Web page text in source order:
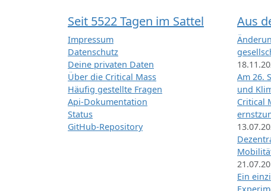
Seit 5522 Tagen im Sattel
Impressum
Datenschutz
Deine privaten Daten
Über die Critical Mass
Häufig gestellte Fragen
Api-Dokumentation
Status
GitHub-Repository
Aus
Am 26.
und
Critical
Ein